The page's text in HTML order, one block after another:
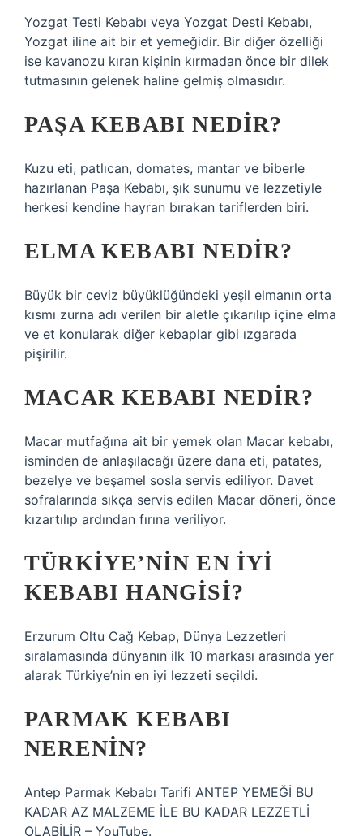
Yozgat Testi Kebabı veya Yozgat Desti Kebabı,
Yozgat iline ait bir et yemeğidir. Bir diğer özelliği
ise kavanozu kıran kişinin kırmadan önce bir dilek
tutmasının gelenek haline gelmiş olmasıdır.
PAŞA KEBABI NEDIR?
Kuzu eti, patlıcan, domates, mantar ve biberle
hazırlanan Paşa Kebabı, şık sunumu ve lezzetiyle
herkesi kendine hayran bırakan tariflerden biri.
ELMA KEBABI NEDIR?
Büyük bir ceviz büyüklüğündeki yeşil elmanın orta
kısmı zurna adı verilen bir aletle çıkarılıp içine elma
ve et konularak diğer kebaplar gibi ızgarada
pişirilir.
MACAR KEBABI NEDIR?
Macar mutfağına ait bir yemek olan Macar kebabı,
isminden de anlaşılacağı üzere dana eti, patates,
bezelye ve beşamel sosla servis ediliyor. Davet
sofralarında sıkça servis edilen Macar döneri, önce
kızartılıp ardından fırına veriliyor.
TÜRKIYE’NIN EN IYI
KEBABI HANGISI?
Erzurum Oltu Cağ Kebap, Dünya Lezzetleri
sıralamasında dünyanın ilk 10 markası arasında yer
alarak Türkiye’nin en iyi lezzeti seçildi.
PARMAK KEBABI
NERENIN?
Antep Parmak Kebabı Tarifi ANTEP YEMEĞİ BU
KADAR AZ MALZEME İLE BU KADAR LEZZETLİ
OLABİLİR – YouTube.